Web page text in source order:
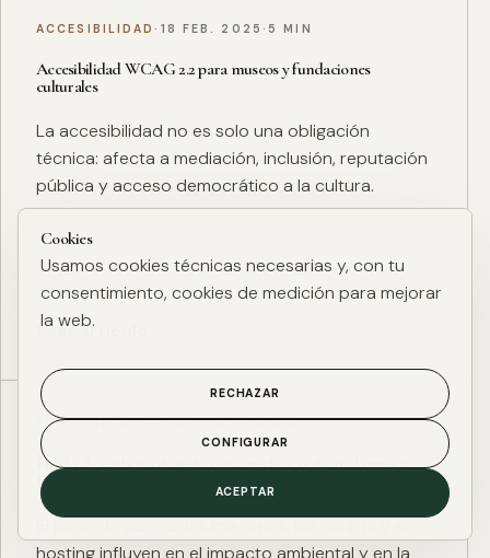
ACCESIBILIDAD · 18 FEB. 2025 · 5 MIN
Accesibilidad WCAG 2.2 para museos y fundaciones
culturales
La accesibilidad no es solo una obligación
técnica: afecta a mediación, inclusión, reputación
pública y acceso democrático a la cultura.
Leer artículo
ESG DIGITAL·27 ENE. 2025·4 MIN
Huella de carbono digital: cómo medir y reducir el impacto
ESG de una web
El peso de página, las imágenes, los scripts y el
hosting influyen en el impacto ambiental y en la
Cookies
Usamos cookies técnicas necesarias y, con tu
consentimiento, cookies de medición para mejorar
la web.
RECHAZAR
CONFIGURAR
ACEPTAR